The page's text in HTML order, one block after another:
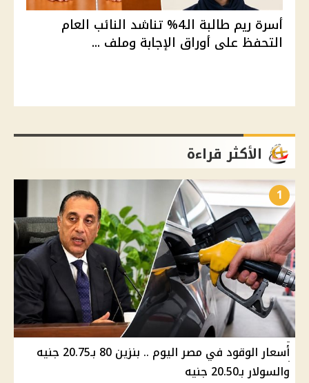
أسرة ريم طالبة الـ4% تناشد النائب العام
التحفظ على أوراق الإجابة وملف ...
الأكثر قراءة
1
أسعار الوقود في مصر اليوم .. بنزين 80 بـ20.75 جنيه
والسولار بـ20.50 جنيه